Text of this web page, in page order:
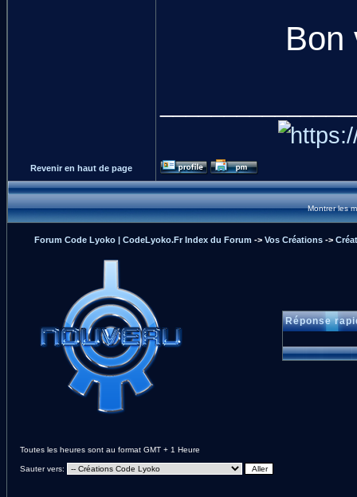
Bon
Revenir en haut de page
Montrer les
Forum Code Lyoko | CodeLyoko.Fr Index du Forum -> Vos Créations ->
Réponse
Toutes les heures sont au format GMT + 1 Heure
Sauter vers: